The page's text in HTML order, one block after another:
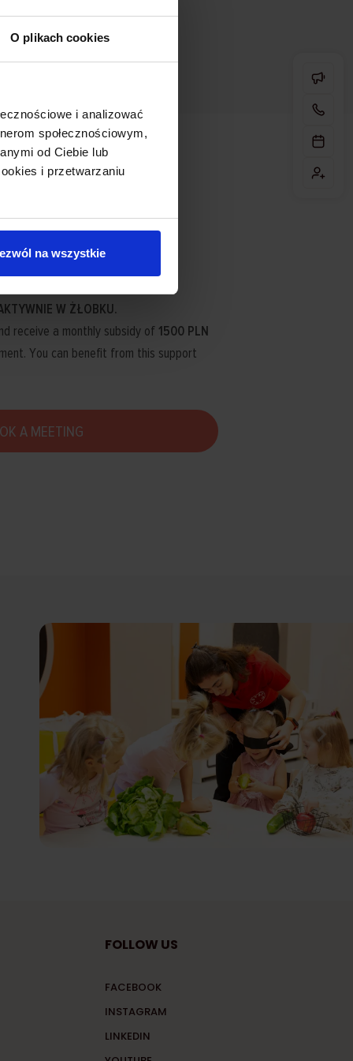
O plikach cookies
i analizować
społecznościowym,
od Ciebie lub
i przetwarzaniu
na wszystkie
W ŻŁOBKU.
receive a monthly subsidy of 1500 PLN
You can benefit from this support
A MEETING
FOLLOW US
FACEBOOK
INSTAGRAM
LINKEDIN